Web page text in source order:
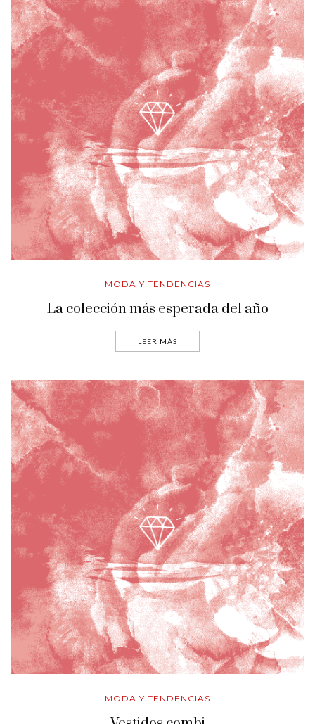
MODA Y TENDENCIAS
La colección más esperada del año
LEER MÁS
MODA Y TENDENCIAS